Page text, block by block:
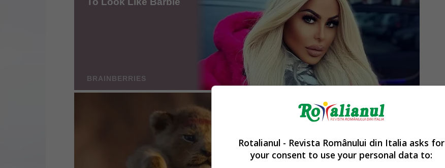
Rotalianul - Revista Românului din Italia asks for
your consent to use your personal data to: